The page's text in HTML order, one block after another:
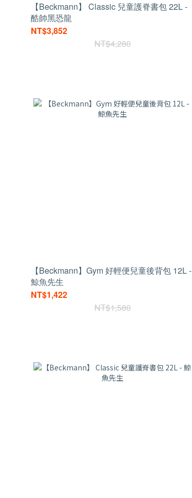
【Beckmann】 Classic 兒童護脊書包 22L -
酷帥黑恐龍
NT$3,852
NT$4,280
【Beckmann】Gym 好輕便兒童後背包 12L -
鯨魚先生
NT$1,422
NT$1,580